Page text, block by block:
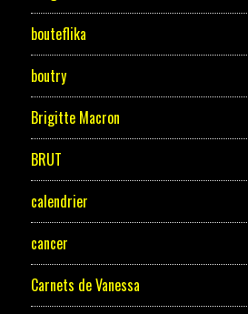
bouteflika
boutry
Brigitte Macron
BRUT
calendrier
cancer
Carnets de Vanessa